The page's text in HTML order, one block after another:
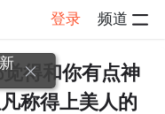
登录 频道
详情
得和你有点神
称得上美人的